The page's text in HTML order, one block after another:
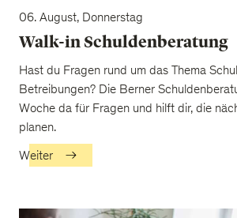
06. August, Donnerstag
Walk-in Schuldenberatung
Hast du Fragen rund um das Thema
Betreibungen? Die Berner
Woche da für Fragen und hilft dir, die
planen.
Weiter